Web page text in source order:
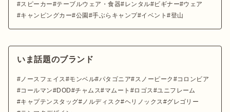
スピーカー テーブルウェア・食器 レンタル ビギナー
ウェア
キャンピングカー 公園 手ぶらキャンプ イベント 登山
いま話題のブランド
ノースフェイス モンベル パタゴニア スノーピーク
コロンビア
コールマン
DOD チャムス マムート ロゴス
ユニフレーム
キャプテンスタッグ
ノルディスク ヘリノックス
グレゴリー